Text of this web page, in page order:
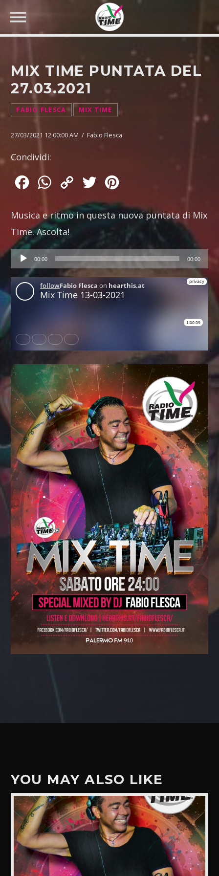
CERCA NEL SITO WEB:
MIX TIME PUNTATA DEL
27.03.2021
FABIO FLESCA MIX TIME
27/03/2021 12:00:00 AM / Fabio Flesca
Condividi:
FacebookWhatsApp
Copy
Link
Twitter
Musica e ritmo in questa nuova puntata di Mix
Time. Ascolta!
Audio
Player
00:00 00:00
YOU MAY ALSO LIKE